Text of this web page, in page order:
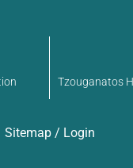
Tzouganatos
Sitemap / Login